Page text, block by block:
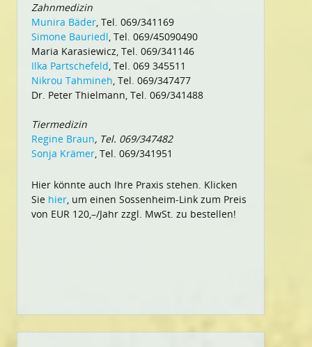
Zahnmedizin
Munira Bäder, Tel. 069/341169
Simone Bauriedl, Tel. 069/45090490
Maria Karasiewicz, Tel. 069/341146
Ilka Partschefeld, Tel. 069 345511
Nikrou Tahmineh, Tel. 069/347477
Dr. Peter Thielmann, Tel. 069/341488
Tiermedizin
Regine Braun, Tel. 069/347482
Sonja Krämer, Tel. 069/341951
Hier könnte auch Ihre Praxis stehen. Klicken
Sie hier, um einen Sossenheim-Link zum Preis
von EUR 120,–/Jahr zzgl. MwSt. zu bestellen!